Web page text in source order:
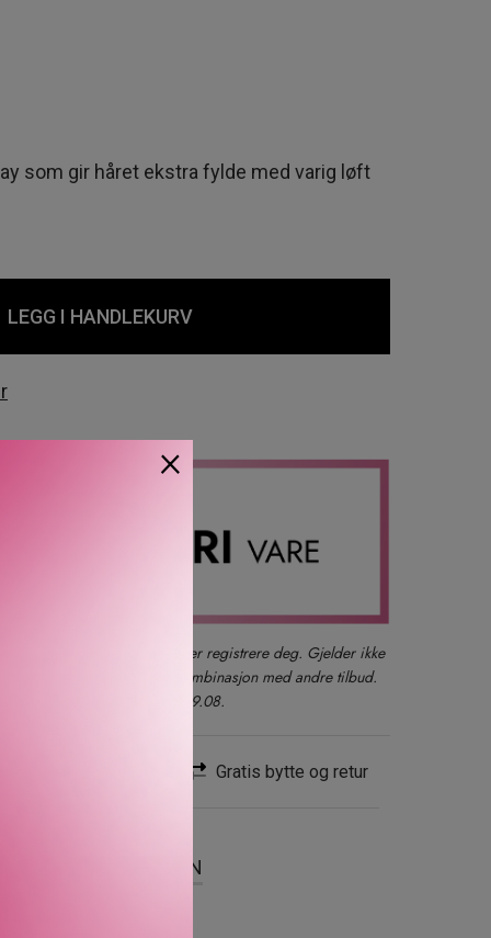
som gir håret ekstra fylde med varig løft
LEGG I HANDLEKURV
du også kan logge inn eller registrere deg. Gjelder ikke
produkter, gavesett eller i kombinasjon med andre tilbud.
ett kjøp per kunde t.o.m. 09.08.
Gratis bytte og retur
OM MERKEVAREN
med varig løft og hold.
×